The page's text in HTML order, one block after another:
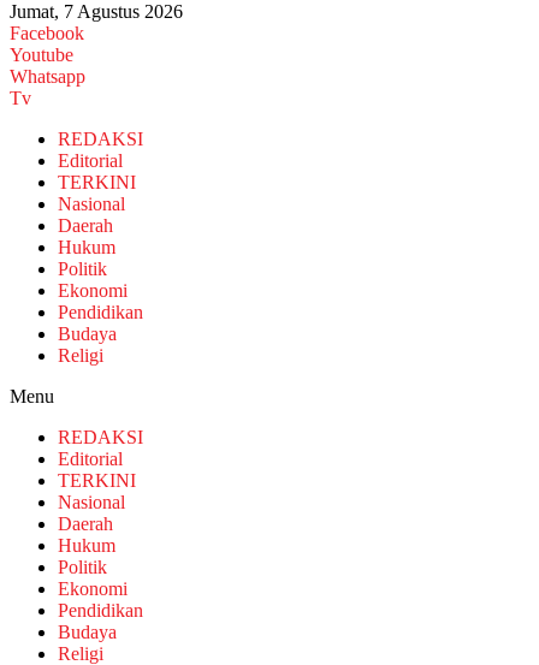
Jumat, 7 Agustus 2026
Facebook
Youtube
Whatsapp
Tv
REDAKSI
Editorial
TERKINI
Nasional
Daerah
Hukum
Politik
Ekonomi
Pendidikan
Budaya
Religi
Menu
REDAKSI
Editorial
TERKINI
Nasional
Daerah
Hukum
Politik
Ekonomi
Pendidikan
Budaya
Religi